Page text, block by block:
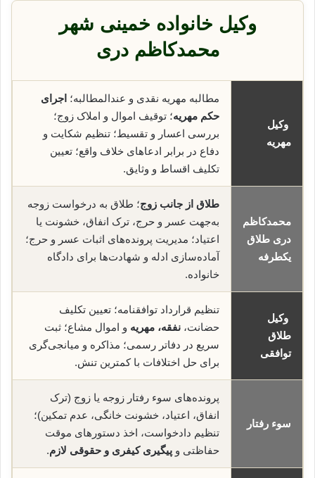
وکیل خانواده خمینی شهر
محمدکاظم دری
وکیل
مهریه
مطالبه مهریه نقدی و عندالمطالبه؛ اجرای
حکم مهریه؛ توقیف اموال و املاک زوج؛
بررسی اعسار و تقسیط؛ تنظیم شکایت و
دفاع در برابر ادعاهای خلاف واقع؛ تعیین
تکلیف اقساط و وثایق.
محمدکاظم
دری طلاق
یکطرفه
طلاق از جانب زوج؛ طلاق به درخواست زوجه
به‌جهت عسر و حرج، ترک انفاق، خشونت یا
اعتیاد؛ مدیریت پرونده‌های اثبات عسر و حرج؛
آماده‌سازی ادله و شهادت‌ها برای دادگاه
خانواده.
وکیل
طلاق
توافقی
تنظیم قرارداد توافقنامه؛ تعیین تکلیف
حضانت، نفقه، مهریه و اموال مشاع؛ ثبت
سریع در دفاتر رسمی؛ مذاکره و میانجی‌گری
برای حل اختلافات با کمترین تنش.
سوء رفتار
پرونده‌های سوء رفتار زوجه یا زوج (ترک
انفاق، اعتیاد، خشونت خانگی، عدم تمکین)؛
تنظیم دادخواست، اخذ دستورهای موقت
حفاظتی و پیگیری کیفری و حقوقی لازم.